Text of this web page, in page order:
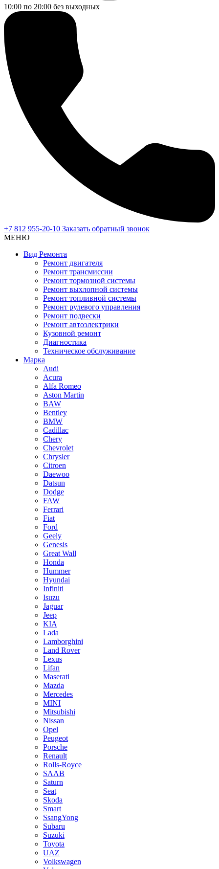
10:00 по 20:00 без выходных
+7 812 955-20-10 Заказать обратный звонок
МЕНЮ
Вид Ремонта
Ремонт двигателя
Ремонт трансмиссии
Ремонт тормозной системы
Ремонт выхлопной системы
Ремонт топливной системы
Ремонт рулевого управления
Ремонт подвески
Ремонт автоэлектрики
Кузовной ремонт
Диагностика
Техническое обслуживание
Марка
Audi
Acura
Alfa Romeo
Aston Martin
BAW
Bentley
BMW
Cadillac
Chery
Chevrolet
Chrysler
Citroen
Daewoo
Datsun
Dodge
FAW
Ferrari
Fiat
Ford
Geely
Genesis
Great Wall
Honda
Hummer
Hyundai
Infiniti
Isuzu
Jaguar
Jeep
KIA
Lada
Lamborghini
Land Rover
Lexus
Lifan
Maserati
Mazda
Mercedes
MINI
Mitsubishi
Nissan
Opel
Peugeot
Porsche
Renault
Rolls-Royce
SAAB
Saturn
Seat
Skoda
Smart
SsangYong
Subaru
Suzuki
Toyota
UAZ
Volkswagen